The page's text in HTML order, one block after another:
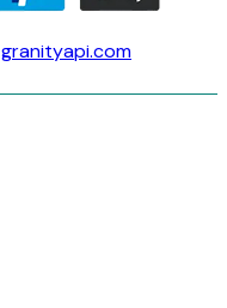
granityapi.com